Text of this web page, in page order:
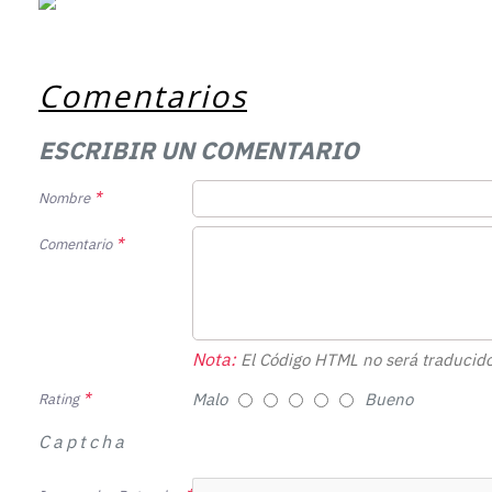
Comentarios
ESCRIBIR UN COMENTARIO
Nombre
Comentario
Nota:El Código HTML no será
Rating Malo Bueno
Captcha